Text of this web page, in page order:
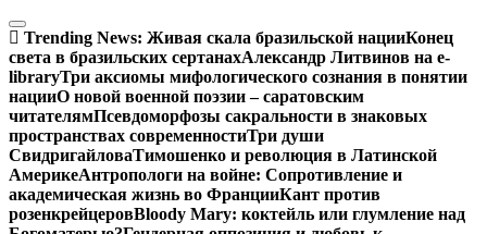
Перейти
к
содержимому
Trending News: Живая скала бразильской нацииКонец
света в бразильских сертанахАлександр Литвинов на e-
libraryТри аксиомы мифологического сознания в понятии
нацииО новой военной поэзии – саратовским
читателямПсевдоморфозы сакральности в знаковых
пространствах современностиТри души
СвидригайловаТимошенко и революция в Латинской
АмерикеАнтропологи на войне: Сопротивление и
академическая жизнь во ФранцииКант против
розенкрейцеровBloody Mary: коктейль или глумление над